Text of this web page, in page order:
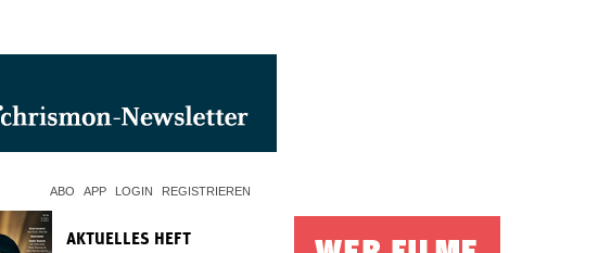
ABO APP LOGIN REGISTRIEREN
AKTUELLES HEFT